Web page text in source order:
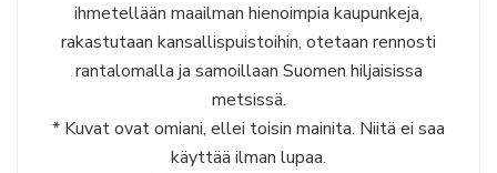
ihmetellään maailman hienoimpia kaupunkeja,
rakastutaan kansallispuistoihin, otetaan rennosti
rantalomalla ja samoillaan Suomen hiljaisissa
metsissä.
* Kuvat ovat omiani, ellei toisin mainita. Niitä ei saa
käyttää ilman lupaa.